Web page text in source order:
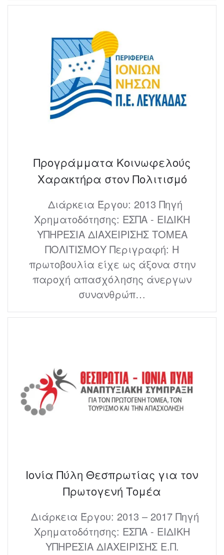
Προγράμματα Κοινωφελούς
Χαρακτήρα στον Πολιτισμό
Διάρκεια Έργου: 2013 Πηγή
Χρηματοδότησης: ΕΣΠΑ - ΕΙΔΙΚΗ
ΥΠΗΡΕΣΙΑ ΔΙΑΧΕΙΡΙΣΗΣ ΤΟΜΕΑ
ΠΟΛΙΤΙΣΜΟΥ Περιγραφή: Η
πρωτοβουλία είχε ως άξονα στην
παροχή απασχόλησης άνεργων
συνανθρώπ…
Ιονία Πύλη Θεσπρωτίας για τον
Πρωτογενή Τομέα
Διάρκεια Έργου: 2013 – 2017 Πηγή
Χρηματοδότησης: ΕΣΠΑ - ΕΙΔΙΚΗ
ΥΠΗΡΕΣΙΑ ΔΙΑΧΕΙΡΙΣΗΣ Ε.Π.